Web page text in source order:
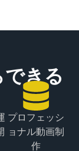
きる
プロフェッシ
ョナル動画制
作